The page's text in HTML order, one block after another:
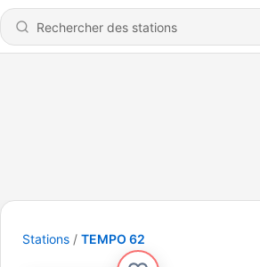
Stations TEMPO 62